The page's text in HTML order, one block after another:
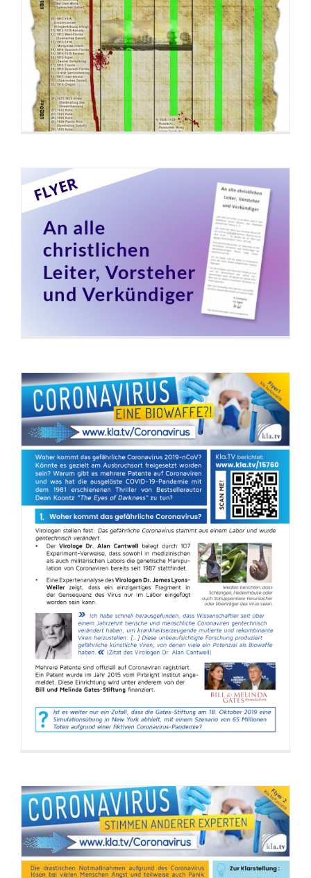
Flyer: An alle christlichen Leiter, Vorsteher
und Verkündiger
Flyer: Coronavirus – eine Biowaffe?
Flyer: Coronavirus – Stimmen anderer
Experten